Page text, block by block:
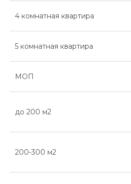
4 комнатная квартира
5 комнатная квартира
МОП
до 200 м2
200-300 м2